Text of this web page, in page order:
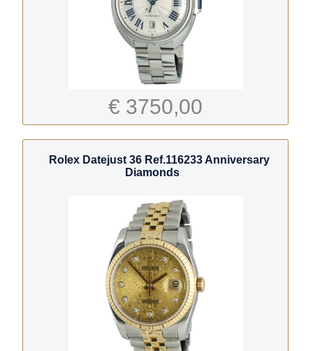
€ 3750,00
Rolex Datejust 36 Ref.116233 Anniversary
Diamonds